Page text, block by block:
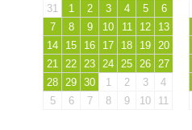
31
1 2 3 4 5
6
7
8 9 10 11 12
13
14
15 16 17 18 19
20
21
22 23 24 25 26
27
28
29 30 1 2 3
4
5
6 7 8 9 10 11